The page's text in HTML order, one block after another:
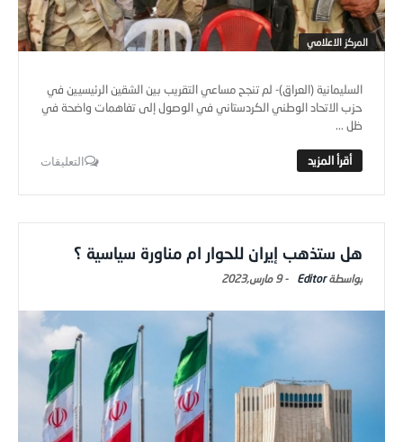
المركز الاعلامي
السليمانية (العراق)- لم تنجح مساعي التقريب بين الشقين الرئيسيين في
حزب الاتحاد الوطني الكردستاني في الوصول إلى تفاهمات واضحة في
ظل ...
التعليقات
هل ستذهب إيران للحوار ام مناورة سياسية ؟
Editor
-9 مارس,2023